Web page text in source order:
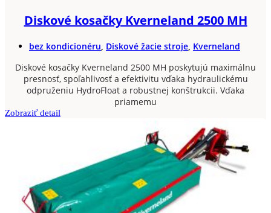
Diskové kosačky Kverneland 2500 MH
bez kondicionéru, Diskové žacie stroje, Kverneland
Diskové kosačky Kverneland 2500 MH poskytujú maximálnu
presnosť, spoľahlivosť a efektivitu vďaka hydraulickému
odpruženiu HydroFloat a robustnej konštrukcii. Vďaka
priamemu
Zobraziť detail